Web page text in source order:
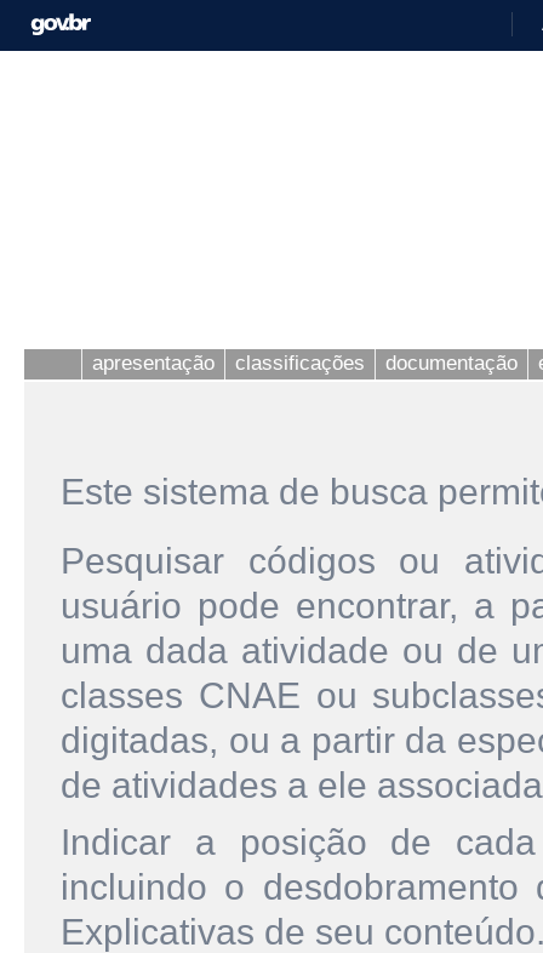
apresentação classificações documentação
Este sistema de busca
Pesquisar códigos ou
usuário pode encontrar, a
uma dada atividade ou de
classes CNAE ou
digitadas, ou a partir da
de atividades a ele
Indicar a posição de
incluindo o
Explicativas de seu